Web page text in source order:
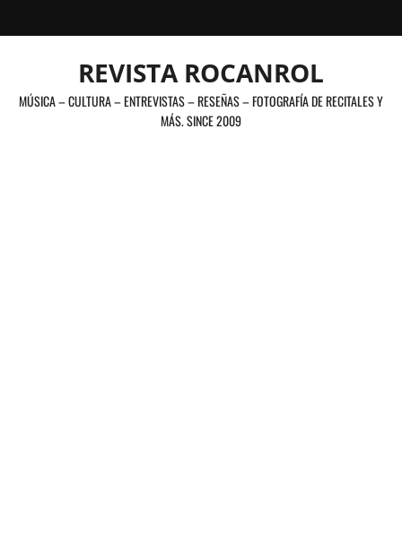
al
REVISTA ROCANROL
MÚSICA – CULTURA – ENTREVISTAS – RESEÑAS – FOTOGRAFÍA DE RECITALES Y
MÁS. SINCE 2009